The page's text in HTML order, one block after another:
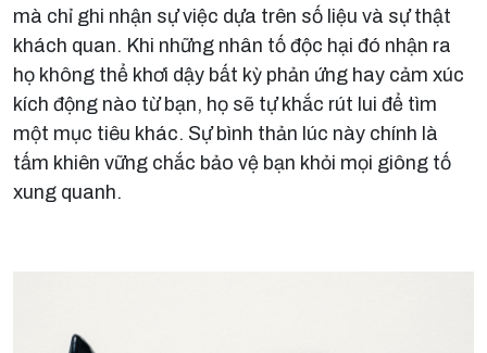
mà chỉ ghi nhận sự việc dựa trên số liệu và sự thật
khách quan. Khi những nhân tố độc hại đó nhận ra
họ không thể khơi dậy bất kỳ phản ứng hay cảm xúc
kích động nào từ bạn, họ sẽ tự khắc rút lui để tìm
một mục tiêu khác. Sự bình thản lúc này chính là
tấm khiên vững chắc bảo vệ bạn khỏi mọi giông tố
xung quanh.